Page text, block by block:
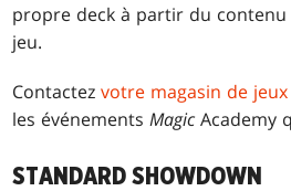
propre deck à partir du
jeu.
Contactezvotre magasin de
les événementsMagic Academy
STANDARD SHOWDOWN